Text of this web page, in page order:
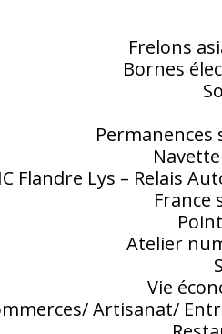
Frelons
Bornes
Permanences
Flandre Lys – Relais
France
Atelier
Vie
Artisanat/